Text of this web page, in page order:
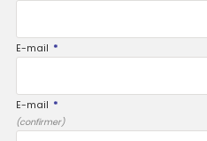
E-mail *
E-mail *
(confirmer)